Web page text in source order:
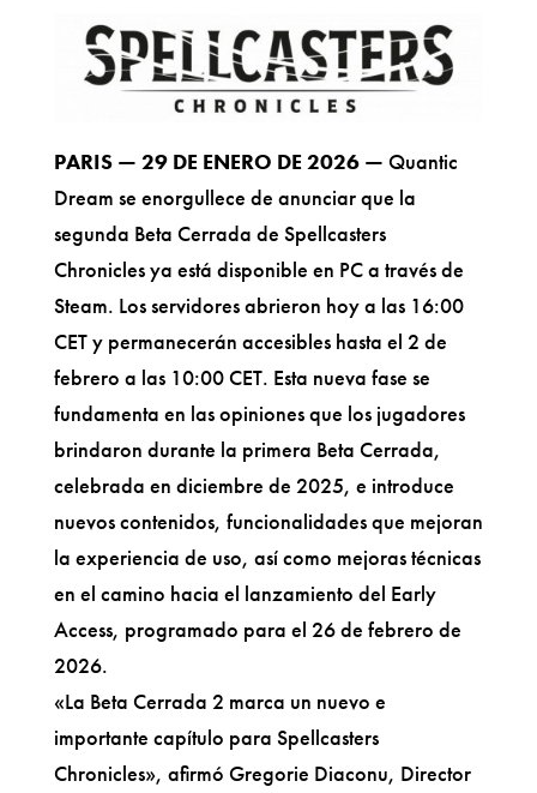
PARIS — 29 DE ENERO DE 2026 — Quantic
Dream se enorgullece de anunciar que la
segunda Beta Cerrada de Spellcasters
Chronicles ya está disponible en PC a través de
Steam. Los servidores abrieron hoy a las 16:00
CET y permanecerán accesibles hasta el 2 de
febrero a las 10:00 CET. Esta nueva fase se
fundamenta en las opiniones que los jugadores
brindaron durante la primera Beta Cerrada,
celebrada en diciembre de 2025, e introduce
nuevos contenidos, funcionalidades que mejoran
la experiencia de uso, así como mejoras técnicas
en el camino hacia el lanzamiento del Early
Access, programado para el 26 de febrero de
2026.
«La Beta Cerrada 2 marca un nuevo e
importante capítulo para Spellcasters
Chronicles», afirmó Gregorie Diaconu, Director